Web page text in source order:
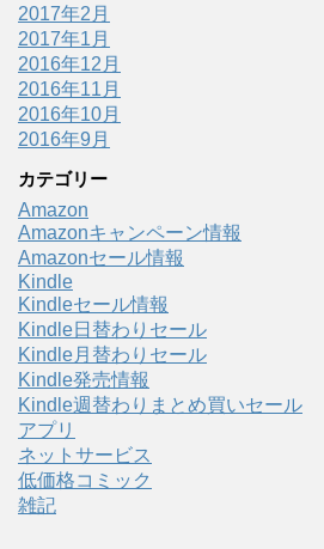
2017年2月
2017年1月
2016年12月
2016年11月
2016年10月
2016年9月
カテゴリー
Amazon
Amazonキャンペーン情報
Amazonセール情報
Kindle
Kindleセール情報
Kindle日替わりセール
Kindle月替わりセール
Kindle発売情報
Kindle週替わりまとめ買いセール
アプリ
ネットサービス
低価格コミック
雑記